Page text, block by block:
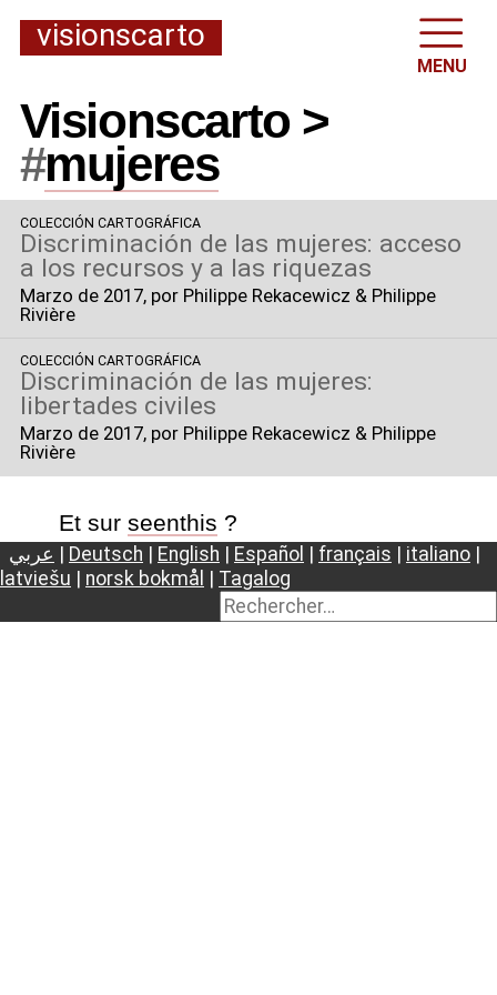
visionscarto
MENU
Visionscarto >
#mujeres
COLECCIÓN CARTOGRÁFICA
Discriminación de las mujeres: acceso
a los recursos y a las riquezas
Marzo de 2017, por Philippe Rekacewicz & Philippe
Rivière
COLECCIÓN CARTOGRÁFICA
Discriminación de las mujeres:
libertades civiles
Marzo de 2017, por Philippe Rekacewicz & Philippe
Rivière
Et sur seenthis ?
عربي | Deutsch | English | Español | français | italiano |
latviešu | norsk bokmål | Tagalog